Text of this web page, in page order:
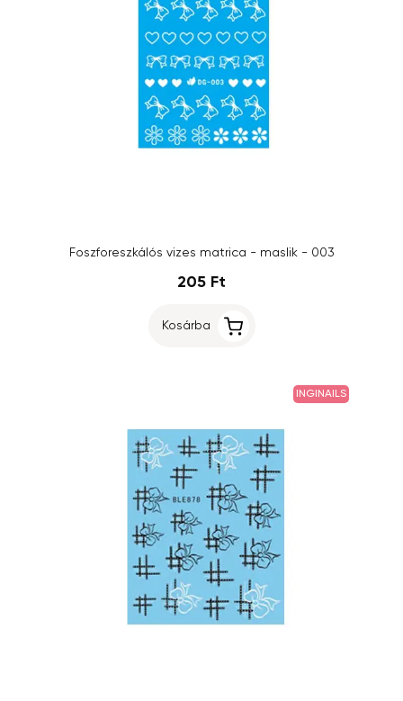
Foszforeszkálós vizes matrica - maslik - 003
205 Ft
Kosárba
INGINAILS